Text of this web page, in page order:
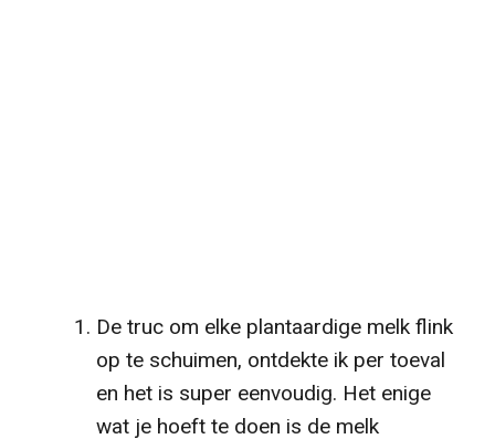
De truc om elke plantaardige melk flink
op te schuimen, ontdekte ik per toeval
en het is super eenvoudig. Het enige
wat je hoeft te doen is de melk